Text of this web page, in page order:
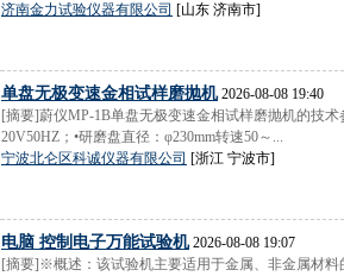
济南金力试验仪器有限公司 [山东 济南市]
单盘无极变速金相试样磨抛机2026-08-08 19:40
[摘要]蔚仪MP-1B单盘无极变速金相试样磨抛机的技
20V50HZ；•研磨盘直径：φ230mm转速50～...
宁波北仑区科诚仪器有限公司 [浙江 宁波市]
电脑 控制电子万能试验机2026-08-08 19:07
[摘要]※概述：该试验机主要适用于金属、非金属材